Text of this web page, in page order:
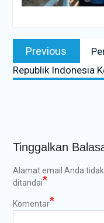
Navigasi
posPrevious
Republik Indonesia
Tinggalkan
Alamat email Anda
ditandai*
Komentar*